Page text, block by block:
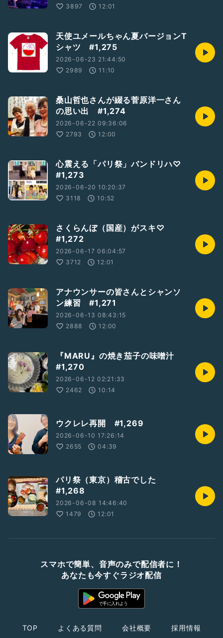
3897
12:01
天使ユメールちゃん夏バージョンT
シャツ #1,275
2026-06-23 21:44:50
2989
11:10
桑山哲也さんが綴る菅原洋一さん
の思い出 #1,274
2026-06-22 09:36:06
2793
12:00
心震える「パリ祭」バンドリハ♡
#1,273
2026-06-20 10:20:37
3118
10:52
さくらんぼ（国産）がスキ♡
#1,272
2026-06-17 06:04:57
3712
12:01
アナウンサーの皆さんとシャンソ
ン練習 #1,271
2026-06-13 08:43:15
2888
12:00
『MARU』の焼き茄子の味噌汁
#1,270
2026-06-12 02:21:33
2462
10:14
ウクレレ再開 #1,269
2026-06-10 17:26:14
2655
04:39
パリ祭（東京）稽古でした
#1,268
2026-06-08 14:46:40
1479
12:01
スマホで簡単、音声のみで配信者に！
あなたも今すぐラジオ配信
TOP よくある質問 会社概要 採用情報